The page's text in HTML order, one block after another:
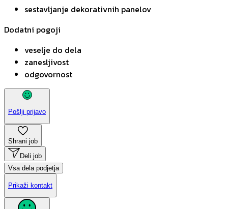
sestavljanje dekorativnih panelov
Dodatni pogoji
veselje do dela
zanesljivost
odgovornost
Pošlji prijavo
Shrani job
Deli job
Vsa dela podjetja
Prikaži kontakt